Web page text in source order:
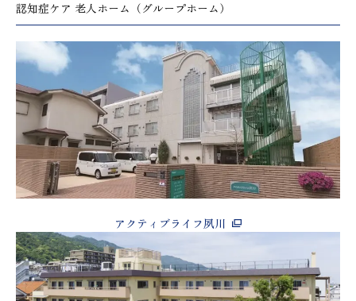
認知症ケア 老人ホーム（グループホーム）
アクティブライフ夙川